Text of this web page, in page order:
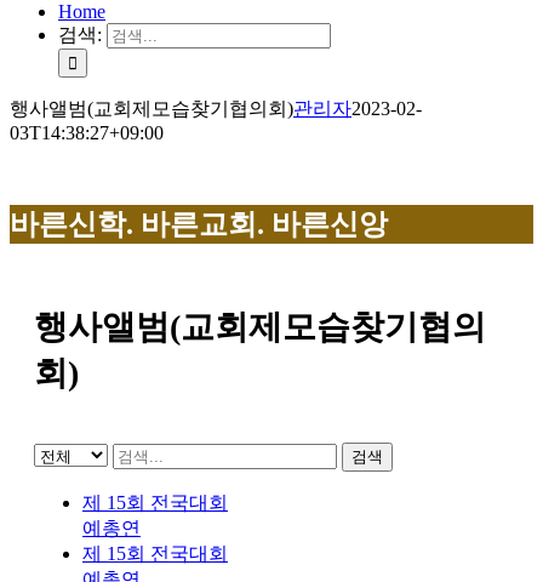
Home
검색:
행사앨범(교회제모습찾기협의회)관리자2023-02-
03T14:38:27+09:00
바른신학. 바른교회. 바른신앙
행사앨범(교회제모습찾기협의
회)
검색
제 15회 전국대회
예총연
제 15회 전국대회